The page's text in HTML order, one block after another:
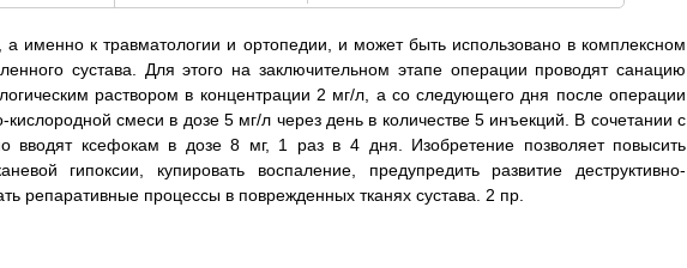
а именно к травматологии и ортопедии, и может быть использовано в комплексном
сустава. Для этого на заключительном этапе операции проводят санацию
раствором в концентрации 2 мг/л, а со следующего дня после операции
кислородной смеси в дозе 5 мг/л через день в количестве 5 инъекций. В сочетании с
вводят ксефокам в дозе 8 мг, 1 раз в 4 дня. Изобретение позволяет повысить
гипоксии, купировать воспаление, предупредить развитие деструктивно-
репаративные процессы в поврежденных тканях сустава. 2 пр.